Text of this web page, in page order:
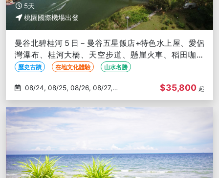
5天
桃園國際機場出發
曼谷北碧桂河５日－曼谷五星飯店+特色水上屋、愛侶
灣瀑布、桂河大橋、天空步道、懸崖火車、稻田咖啡
廳、夜遊湄南河、無購物
歷史古蹟 在地文化體驗 山水名勝
08/28
$35,800 起